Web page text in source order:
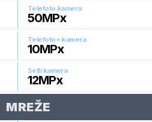
Telefoto kamera
50MPx
Telefoto+ kamera
10MPx
Selfi kamera
12MPx
MREŽE